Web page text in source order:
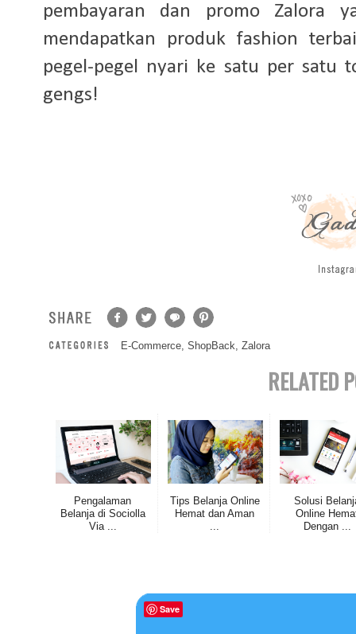
pembayaran dan promo Zalora
mendapatkan produk fashion
pegel-pegel nyari ke satu per satu
gengs!
E-Commerce, ShopBack, Zalora
RELATED
Pengalaman
Belanja di Sociolla
Via ...
Tips Belanja Online
Hemat dan Aman
...
Solusi
Online
Dengan ...
Save